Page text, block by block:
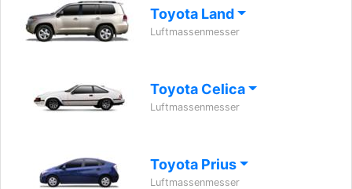
Toyota Land
Luftmassenmesser
Toyota Celica
Luftmassenmesser
Toyota Prius
Luftmassenmesser